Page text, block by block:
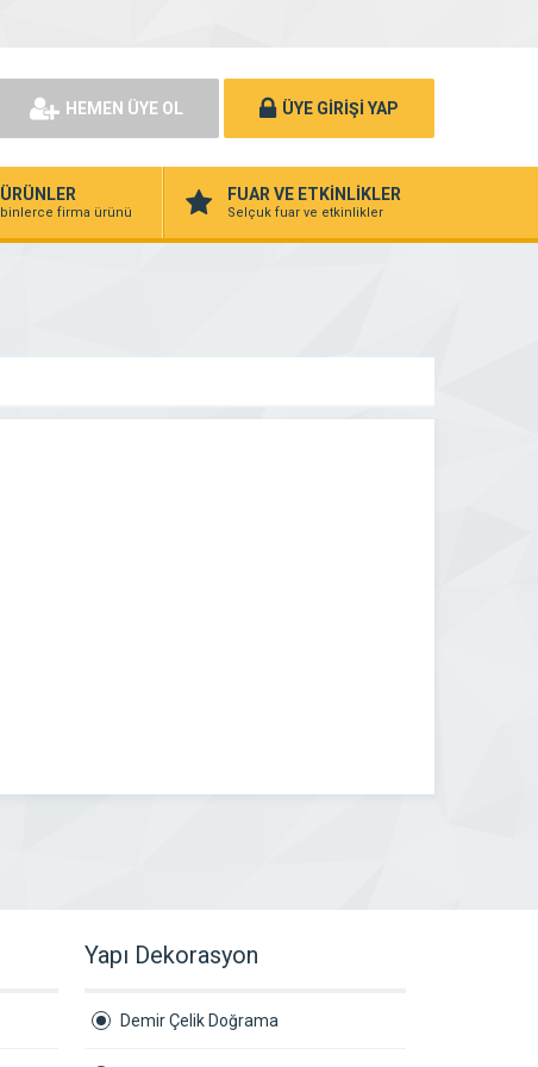
HEMEN ÜYE OL ÜYE GİRİŞİ YAP
ÜRÜNLER
binlerce firma ürünü
FUAR VE ETKİNLİKLER
Selçuk fuar ve etkinlikler
Yapı Dekorasyon
Demir Çelik Doğrama